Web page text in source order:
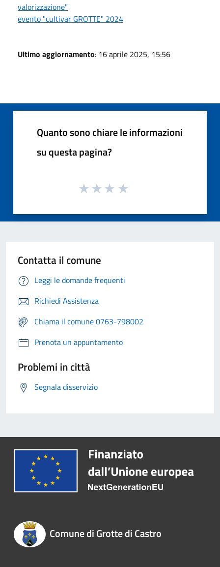
valorizzazione"
evento "cultivar GROTTE" 2024
Ultimo aggiornamento: 16 aprile 2025, 15:56
Quanto sono chiare le informazioni
su questa pagina?
Contatta il comune
Leggi le domande frequenti
Richiedi Assistenza
Chiama il comune 0763-798002
Prenota un appuntamento
Problemi in città
Segnala disservizio
Comune di Grotte di Castro